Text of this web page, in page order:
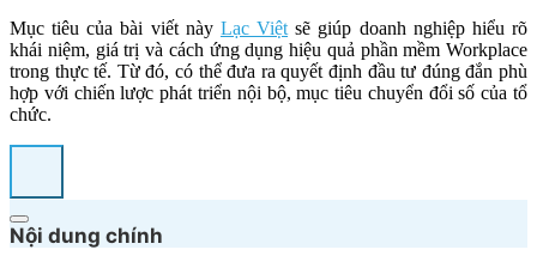
Mục tiêu của bài viết này Lạc Việtsẽ giúp doanh nghiệp hiểu rõ
khái niệm, giá trị và cách ứng dụng hiệu quả phần mềm Workplace
trong thực tế. Từ đó, có thể đưa ra quyết định đầu tư đúng đắn phù
hợp với chiến lược phát triển nội bộ, mục tiêu chuyển đổi số của tổ
chức.
Nội dung chính